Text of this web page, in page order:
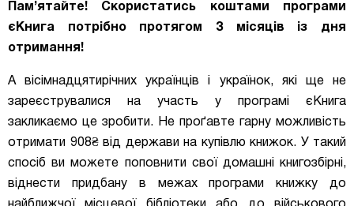
Пам’ятайте! Скористатись коштами програми
єКнига потрібно протягом 3 місяців із дня
отримання!
А вісімнадцятирічних українців і українок, які ще не
зареєструвалися на участь у програмі єКнига
закликаємо це зробити. Не проґавте гарну можливість
отримати 908₴ від держави на купівлю книжок. У такий
спосіб ви можете поповнити свої домашні книгозбірні,
віднести придбану в межах програми книжку до